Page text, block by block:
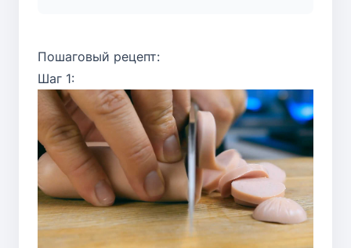
Пошаговый рецепт:
Шаг 1: